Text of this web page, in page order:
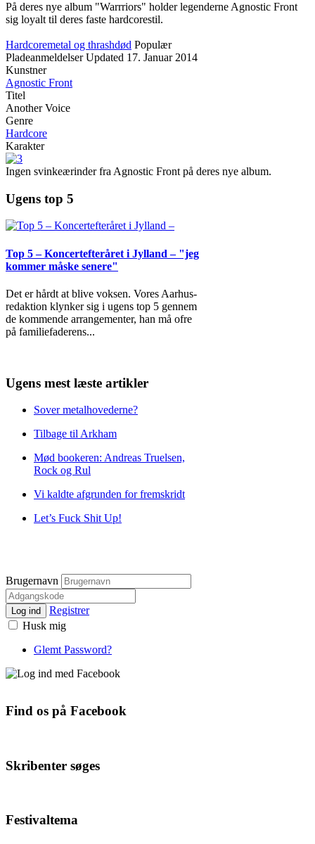
På deres nye album "Warrriors" holder legenderne Agnostic Front
sig loyalt til deres faste hardcorestil.
Hardcoremetal og thrashdød Populær
Pladeanmeldelser Updated 17. Januar 2014
Kunstner
Agnostic Front
Titel
Another Voice
Genre
Hardcore
Karakter
Ingen svinkeærinder fra Agnostic Front på deres nye album.
Ugens top 5
Top 5 – Koncertefteråret i Jylland – "jeg
kommer måske senere"
Det er hårdt at blive voksen. Vores Aarhus-
redaktion klynker sig i ugens top 5 gennem
de kommende arrangementer, han må ofre
på familiefaderens...
Ugens mest læste artikler
Sover metalhovederne?
Tilbage til Arkham
Mød bookeren: Andreas Truelsen,
Rock og Rul
Vi kaldte afgrunden for fremskridt
Let’s Fuck Shit Up!
Brugernavn
Log ind
Registrer
Husk mig
Glemt Password?
Find os på Facebook
Skribenter søges
Festivaltema